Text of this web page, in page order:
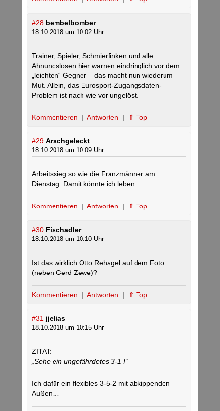
#28 bembelbomber
18.10.2018 um 10:02 Uhr
Trainer, Spieler, Schmierfinken und alle
Ahnungslosen hier warnen eindringlich vor dem
„leichten“ Gegner – das macht nun wiederum
Mut. Allein, das Eurosport-Zugangsdaten-
Problem ist nach wie vor ungelöst.
Kommentieren | Antworten | ⇑ Top
#29 Arschgeleckt
18.10.2018 um 10:09 Uhr
Arbeitssieg so wie die Franzmänner am
Dienstag. Damit könnte ich leben.
Kommentieren | Antworten | ⇑ Top
#30 Fischadler
18.10.2018 um 10:10 Uhr
Ist das wirklich Otto Rehagel auf dem Foto
(neben Gerd Zewe)?
Kommentieren | Antworten | ⇑ Top
#31 jjelias
18.10.2018 um 10:15 Uhr
ZITAT:
„Sehe ein ungefährdetes 3-1 !“
Ich dafür ein flexibles 3-5-2 mit abkippenden
Außen…